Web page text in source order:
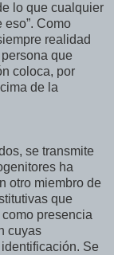
lo que cualquier
Como
realidad
que
coloca, por
de la
se transmite
ha
otro miembro de
que
presencia
cuyas
Se